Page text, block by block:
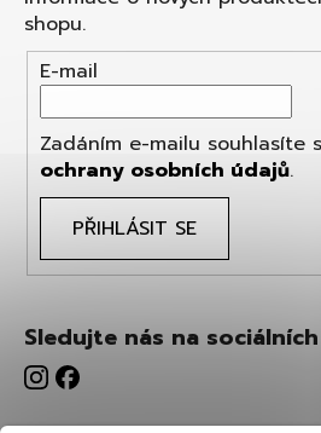
shopu.
E-mail
Zadáním e-mailu souhlasíte s
ochrany osobních údajů.
PŘIHLÁSIT SE
Sledujte nás na